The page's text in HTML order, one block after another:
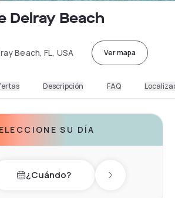
Delray Beach
Beach, FL, USA Ver mapa
Descripción FAQ
SU DÍA
day¿Cuándo? Next day